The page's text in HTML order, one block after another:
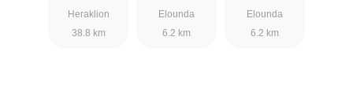
Grecotel
Heraklion
38.8 km
Elounda
6.2 km
Elounda
6.2 km